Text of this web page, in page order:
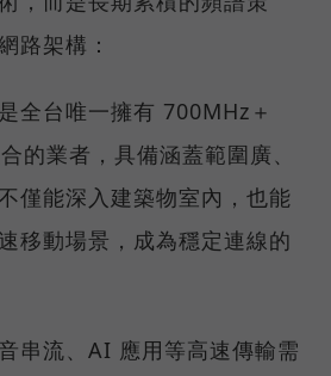
路架構：
全台唯一擁有 700MHz＋
的業者，具備涵蓋範圍廣、
僅能深入建築物室內，也能
移動場景，成為穩定連線的
串流、AI 應用等高速傳輸需